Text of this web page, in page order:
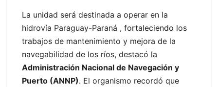
La unidad será destinada a operar en la
hidrovía Paraguay-Paraná , fortaleciendo los
trabajos de mantenimiento y mejora de la
navegabilidad de los ríos, destacó la
Administración Nacional de Navegación y
Puerto (ANNP). El organismo recordó que